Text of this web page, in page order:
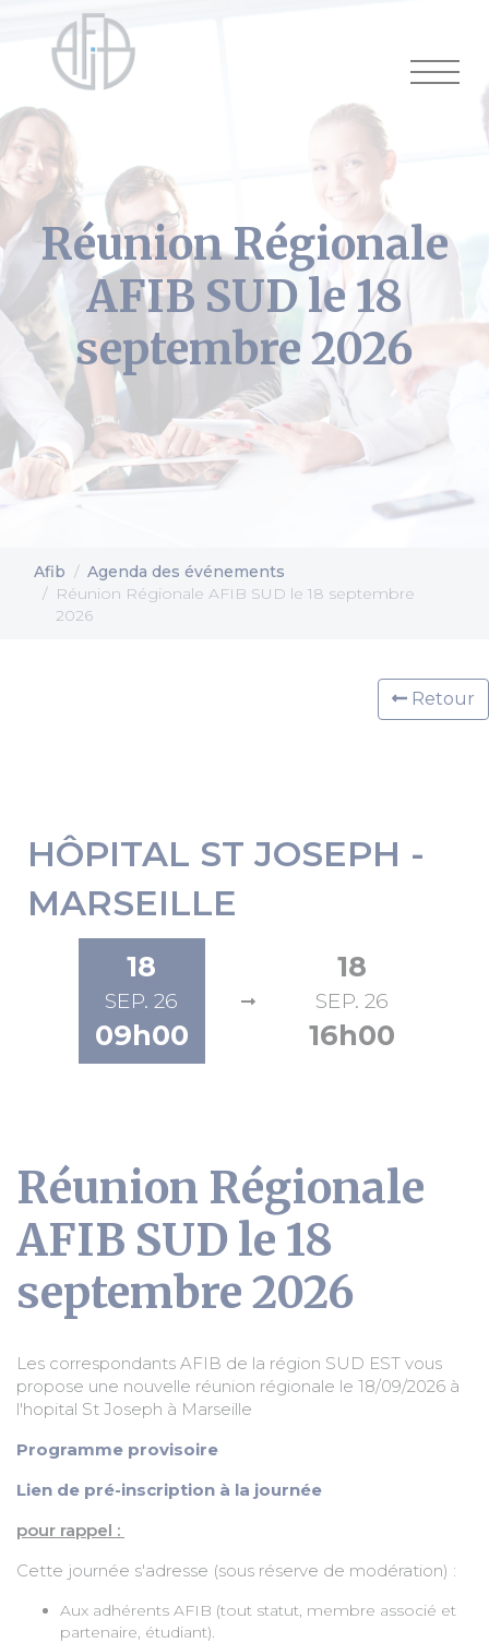
Réunion Régionale
AFIB SUD le 18
septembre 2026
Afib
Agenda des événements
Réunion Régionale AFIB SUD le 18 septembre
2026
Retour
HÔPITAL ST JOSEPH -
MARSEILLE
18
SEP. 26
09h00
18
SEP. 26
16h00
Réunion Régionale
AFIB SUD le 18
septembre 2026
Les correspondants AFIB de la région SUD EST vous
propose une nouvelle réunion régionale le 18/09/2026 à
l'hopital St Joseph à Marseille
Programme provisoire
Lien de pré-inscription à la journée
pour rappel :
Cette journée s'adresse (sous réserve de modération) :
Aux adhérents AFIB (tout statut, membre associé et
partenaire, étudiant).
Cookies management panel